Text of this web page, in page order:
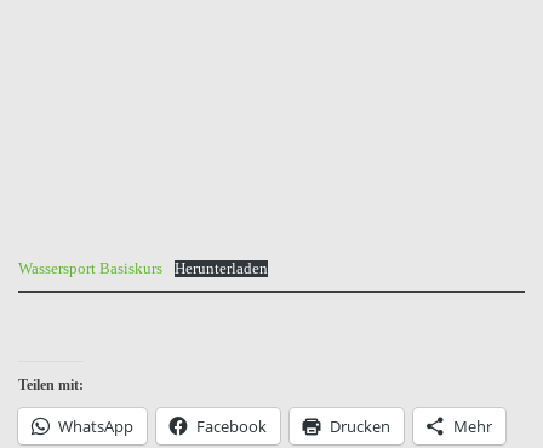
Wassersport Basiskurs Herunterladen
Teilen mit:
WhatsApp Facebook Drucken Mehr